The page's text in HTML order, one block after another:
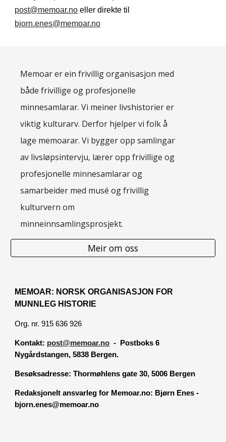
post@memoar.no
bjorn.enes@memoar.no
Memoar er ein frivillig organisasjon med
både frivillige og profesjonelle
minnesamlarar. Vi meiner livshistorier er
viktig kulturarv. Derfor hjelper vi folk å
lage memoarar. Vi bygger opp samlingar
av livsløpsintervju, lærer opp frivillige og
profesjonelle minnesamlarar og
samarbeider med musé og frivillig
kulturvern om
minneinnsamlingsprosjekt.
Meir om oss
MEMOAR: NORSK ORGANISASJON FOR
MUNNLEG HISTORIE
Org. nr. 915 636 926
Kontakt: post@memoar.no - Postboks 6
Nygårdstangen, 5838 Bergen.
Besøksadresse:Thormøhlens gate 30, 5006 Bergen
Redaksjonelt ansvarleg for Memoar.no: Bjørn Enes -
bjorn.enes@memoar.no